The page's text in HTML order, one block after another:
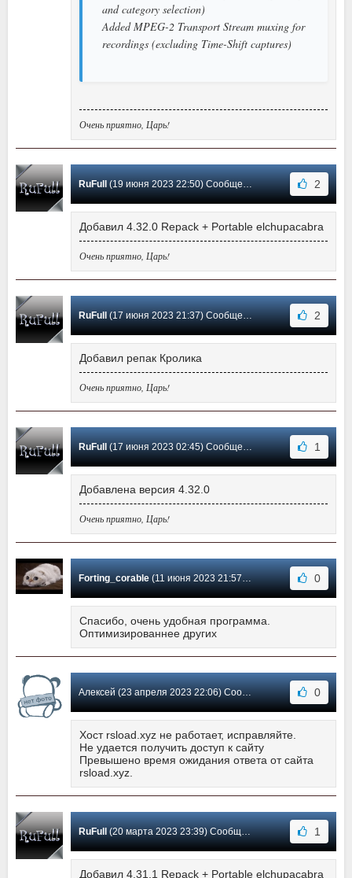
and category selection)
Added MPEG-2 Transport Stream muxing for
recordings (excluding Time-Shift captures)
Очень приятно, Царь!
RuFull(19 июня 2023 22:50) Сообщение #1161 2
Добавил 4.32.0 Repack + Portable elchupacabra
Очень приятно, Царь!
RuFull(17 июня 2023 21:37) Сообщение #1160 2
Добавил репак Кролика
Очень приятно, Царь!
RuFull(17 июня 2023 02:45) Сообщение #1159 1
Добавлена версия 4.32.0
Очень приятно, Царь!
Forting_corable(11 июня 2023 21:57) Сообщение #1158 0
Спасибо, очень удобная программа.
Оптимизированнее других
Алексей (23 апреля 2023 22:06) Сообщение #1157 0
Хост rsload.xyz не работает, исправляйте.
Не удается получить доступ к сайту
Превышено время ожидания ответа от сайта
rsload.xyz.
RuFull(20 марта 2023 23:39) Сообщение #1156 1
Добавил 4.31.1 Repack + Portable elchupacabra